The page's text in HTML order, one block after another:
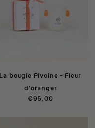
La bougie Pivoine - Fleur
d'oranger
€95,00